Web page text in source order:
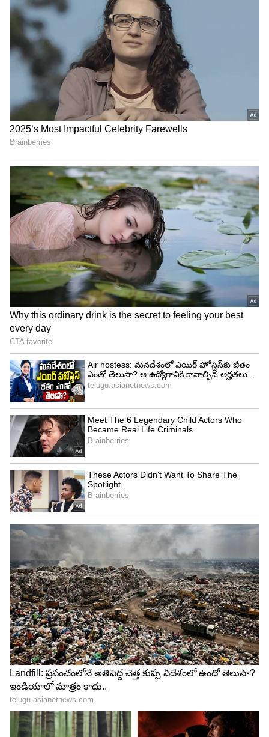
మీ ఆరోగ్యానికి ఏ డోకా ఉండదు. ముఖ్యంగా పోషకాలు
ఎక్కువగా ఉండే వాటినే తినాలి. పోషకాల లోపంతోనే సర్వ
రోగాలు వచ్చే అవకాశం ఉంది. మీ ఆహారంలో తప్పకుండా
ఉండాల్సిన పోషకాలు ఏంటంటే..
4
ప్రోటన్
మన శరీరానికి ప్రోటీన్లు అవసరం కాదు అత్యవసరం. ఇవి
కండరాలను ఆరోగ్యంగా ఉంచుతాయి. అలాగే మీరు బరువు
తగ్గడానికి కూడా సహాయపడతాయి. ఎందుకంటే ఇవి ఫైబర్
మాదిరిగానే.. మీ కడుపును ఎక్కువ సేపు నిండుగా
ఉంచుతాయి. తొందరగా ఆకలి కానీయవు. ఇందుకోసం
గుడ్లు, మాంసం, పౌల్ట్రీ, పాడి, బీన్స్, చిక్కుళ్లు వంటివి
తినండి. వీటిని మీరోజు వారి ఆహారంలో చేర్చుకుంటే మీ
ఆరోగ్యం బేషుగ్గా ఉంటుంది.
5
7
విటమిన్లు, ఖనిజాలు